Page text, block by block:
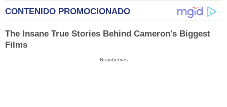
CONTENIDO PROMOCIONADO
The Insane True Stories Behind Cameron's Biggest
Films
Brainberries